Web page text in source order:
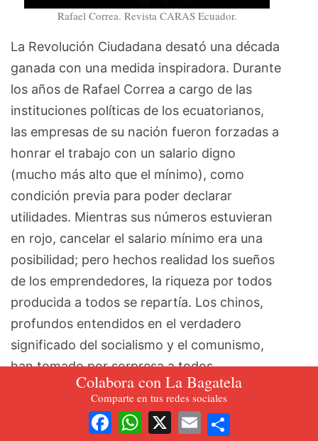
Rafael Correa. Revista CARAS Ecuador.
La Revolución Ciudadana desató una década
ganada con una medida inspiradora. Durante
los años de Rafael Correa a cargo de las
instituciones políticas de los ecuatorianos,
las empresas de su nación fueron forzadas a
honrar el trabajo con un salario digno
(mucho más alto que el mínimo), como
condición previa para poder declarar
utilidades. Mientras sus números estuvieran
en rojo, cancelar el salario mínimo era una
posibilidad; pero hechos realidad los sueños
de los emprendedores, la riqueza por todos
producida a todos se repartía. Los chinos,
profundos entendidos en el verdadero
significado del socialismo y el comunismo,
han tomado por sorpresa a todos,
impactado hasta a una de las almas del
capitalismo global, el mismísimo portal de
negocios Bloomberg, al obligar a sus más
Colabora con La Bagatela
Comparte en tus redes sociales
FacebookWhatsApp
X Email